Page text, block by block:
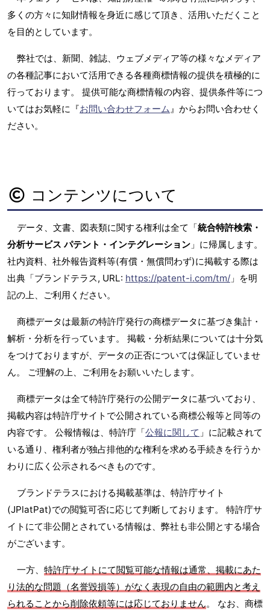
多くの方々に知財情報を身近に感じて頂き、活用いただくこと
を目的としています。
弊社では、新聞、雑誌、ウェブメディア等の様々なメディア
の各種記事において活用できる各種商標情報の提供を積極的に
行っております。 提供可能な商標情報の内容、提供条件等につ
いてはお気軽に『お問い合わせフォーム 』からお問い合わせく
ださい。
コンテンツについて
データ、文書、図表類に関する権利は全て「統合特許検索・
分析サービス パテント・インテグレーション 」に帰属します。
社内資料、社外報告資料等(有償・無償問わず)に掲載する際は
出典「ブランドテラス, URL: https://patent-i.com/tm/ 」を明
記の上、ご利用ください。
商標データは最新の特許庁発行の商標データに基づき集計・
解析・分析を行っています。 掲載・分析結果については十分気
をつけておりますが、データの正否については保証していませ
ん。 ご理解の上、ご利用をお願いいたします。
商標データは全て特許庁発行の公開データに基づいており、
掲載内容は特許庁サイトで公開されている商標公報等と同等の
内容です。 公報情報は、特許庁「公報に関して 」に記載されて
いる通り、権利者が独占排他的な権利を求める手続きを行うか
わりに広く公示されるべきものです。
ブランドテラスにおける掲載基準は、特許庁サイト
(JPlatPat)での閲覧可否に応じて判断しております。 特許庁サ
イトにて非公開とされている情報は、弊社も非公開とする場合
がございます。
一方、 特許庁サイトにて閲覧可能な情報は通常、掲載にあた
り法的な問題（名誉毀損等）がなく表現の自由の範囲内と考え
られることから削除依頼等には応じておりません。 なお、商標